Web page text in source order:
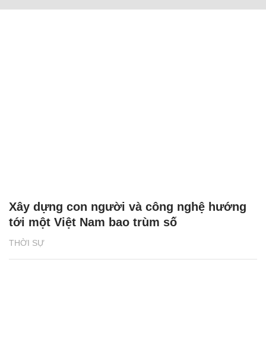
THỜI SỰ
Xây dựng con người và công nghệ hướng
tới một Việt Nam bao trùm số